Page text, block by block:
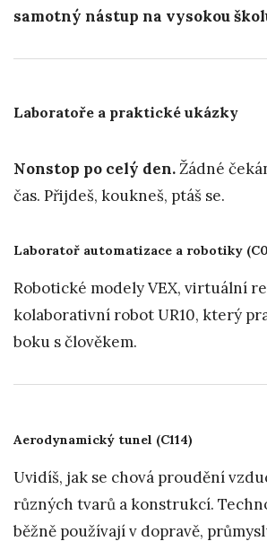
samotný nástup na vysokou
Laboratoře a praktické ukázky
Nonstop po celý den.Žádné
čas. Přijdeš, koukneš, ptáš se.
Laboratoř automatizace a robotiky
Robotické modely VEX, virtuální
kolaborativní robot UR10, který
boku s člověkem.
Aerodynamický tunel (C114)
Uvidíš, jak se chová proudění
různých tvarů a konstrukcí.
běžně používají v dopravě,